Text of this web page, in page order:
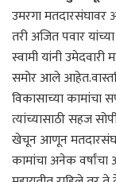
उमरगा
तरी अजित पवार
स्वामी यांनी उमेदवारी
समोर आले
विकासाच्या कामांचा
त्यांच्यासाठी सहज
खेचून आणून
कामांचा अनेक